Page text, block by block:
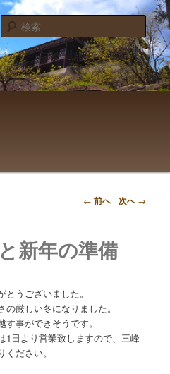
らせブログ
検
索
← 前へ 次へ→
新年の準備
うございました。
厳しい冬になりました。
事ができそうです。
1日より営業致しますので、三峰
ださい。